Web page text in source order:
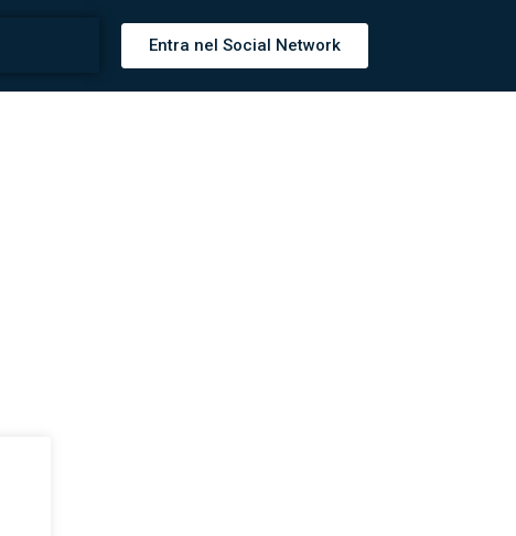
Entra nel Social Network